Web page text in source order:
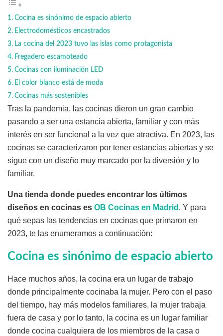
Cocina es sinónimo de espacio abierto
Electrodomésticos encastrados
La cocina del 2023 tuvo las islas como protagonista
Fregadero escamoteado
Cocinas con iluminación LED
El color blanco está de moda
Cocinas más sostenibles
Tras la pandemia, las cocinas dieron un gran cambio
pasando a ser una estancia abierta, familiar y con más
interés en ser funcional a la vez que atractiva. En 2023, las
cocinas se caracterizaron por tener estancias abiertas y se
sigue con un diseño muy marcado por la diversión y lo
familiar.
Una tienda donde puedes encontrar los últimos
diseños en cocinas es OB Cocinas en Madrid . Y para
qué sepas las tendencias en cocinas que primaron en
2023, te las enumeramos a continuación:
Cocina es sinónimo de espacio abierto
Hace muchos años, la cocina era un lugar de trabajo
donde principalmente cocinaba la mujer. Pero con el paso
del tiempo, hay más modelos familiares, la mujer trabaja
fuera de casa y por lo tanto, la cocina es un lugar familiar
donde cocina cualquiera de los miembros de la casa o